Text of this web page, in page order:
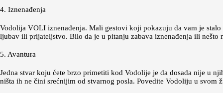
4. Iznenađenja
Vodolija VOLI iznenađenja. Mali gestovi koji pokazuju da vam je
ljubav ili prijateljstvo. Bilo da je u pitanju zabava iznenađenja ili nešto
5. Avantura
Jedna stvar koju ćete brzo primetiti kod Vodolije je da dosada nije u
ništa ih ne čini srećnijim od stvarnog posla. Povedite Vodoliju u